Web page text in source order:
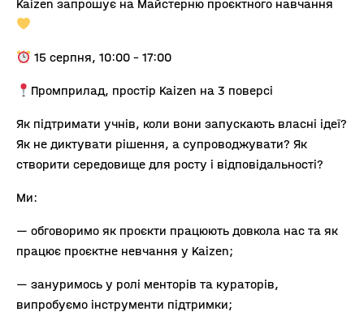
Kaizen запрошує на Майстерню проєктного навчання
15 серпня, 10:00 – 17:00
Промприлад, простір Kaizen на 3 поверсі
Як підтримати учнів, коли вони запускають власні ідеї?
Як не диктувати рішення, а супроводжувати? Як
створити середовище для росту і відповідальності?
Ми:
— обговоримо як проєкти працюють довкола нас та як
працює проєктне невчання у Kaizen;
— зануримось у ролі менторів та кураторів,
випробуємо інструменти підтримки;